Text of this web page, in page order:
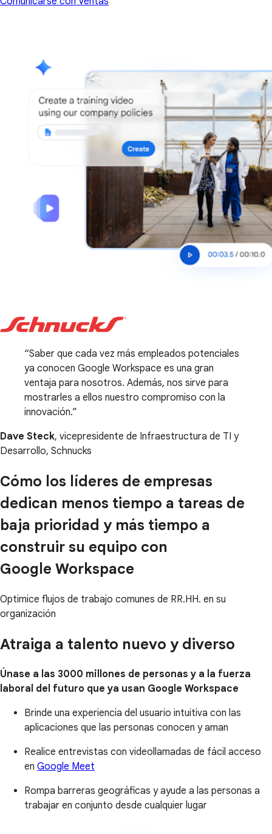
Saber que cada vez más empleados potenciales
ya conocen Google Workspace es una gran
ventaja para nosotros. Además, nos sirve para
mostrarles a ellos nuestro compromiso con la
innovación.
Dave Steck, vicepresidente de Infraestructura de TI y
Desarrollo, Schnucks
Cómo los líderes de empresas
dedican menos tiempo a tareas de
baja prioridad y más tiempo a
construir su equipo con
Google Workspace
Optimice flujos de trabajo comunes de RR.HH. en su
organización
Atraiga a talento nuevo y diverso
Únase a las 3000 millones de personas y a la fuerza
laboral del futuro que ya usan Google Workspace
Brinde una experiencia del usuario intuitiva con las
aplicaciones que las personas conocen y aman
Realice entrevistas con videollamadas de fácil acceso
en Google Meet
Rompa barreras geográficas y ayude a las personas a
trabajar en conjunto desde cualquier lugar